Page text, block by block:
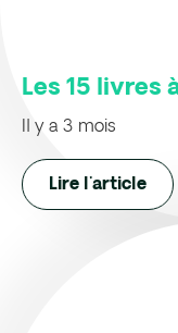
Les 15 livres
Il y a 3 mois
Lire l'article